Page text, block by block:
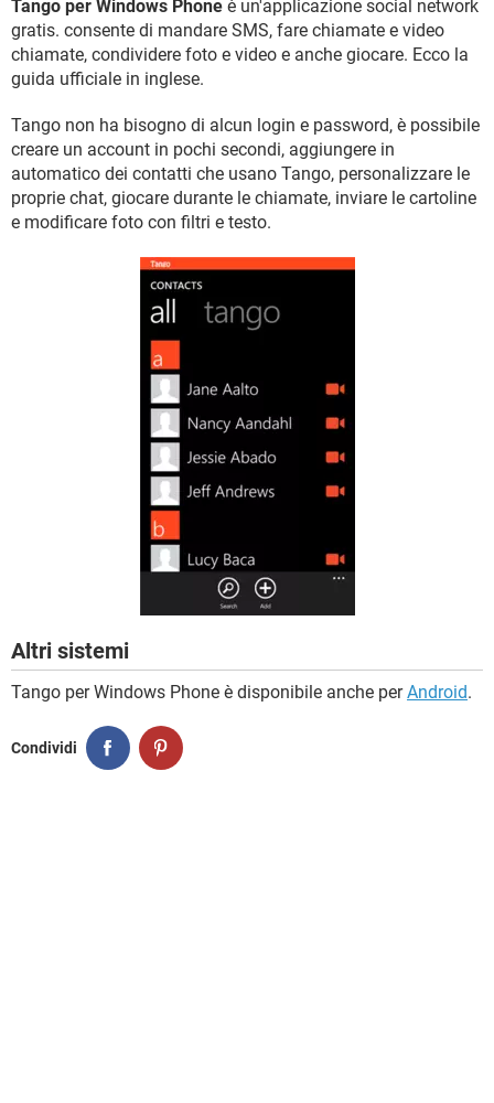
TIKTOK FACEBOOK
HARDWARE
Tango per Windows Phone è un'applicazione social network
gratis. consente di mandare SMS, fare chiamate e video
chiamate, condividere foto e video e anche giocare. Ecco la
guida ufficiale in inglese.
Tango non ha bisogno di alcun login e password, è possibile
creare un account in pochi secondi, aggiungere in
automatico dei contatti che usano Tango, personalizzare le
proprie chat, giocare durante le chiamate, inviare le cartoline
e modificare foto con filtri e testo.
Altri sistemi
Tango per Windows Phone è disponibile anche perAndroid.
Condividi